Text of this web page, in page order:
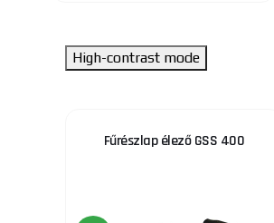
High-contrast mode
Fűrészlap élező GSS 400